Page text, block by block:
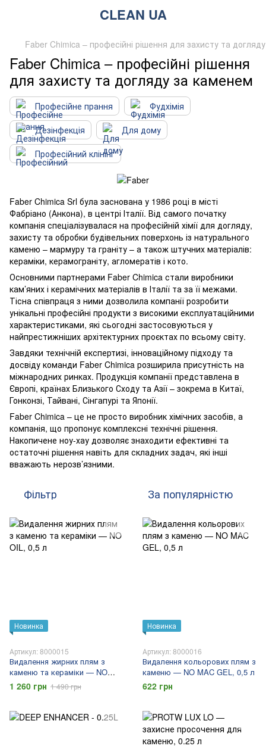
CLEAN UA
Faber Chimica – професійні рішення для захисту та
Faber Chimica – професійні рішення
для захисту та догляду за каменем
Професійне прання
Фудхімія
Дезінфекція
Для дому
Професійний клінінг
Faber Chimica Srl була заснована у 1986 році в місті
Фабріано (Анкона), в центрі Італії. Від самого початку
компанія спеціалізувалася на професійній хімії для догляду,
захисту та обробки будівельних поверхонь із натурального
каменю – мармуру та граніту – а також штучних матеріалів:
кераміки, керамограніту, агломератів і кото.
Основними партнерами Faber Chimica стали виробники
кам’яних і керамічних матеріалів в Італії та за її межами.
Тісна співпраця з ними дозволила компанії розробити
унікальні професійні продукти з високими експлуатаційними
характеристиками, які сьогодні застосовуються у
найпрестижніших архітектурних проєктах по всьому світу.
Завдяки технічній експертизі, інноваційному підходу та
досвіду команди Faber Chimica розширила присутність на
міжнародних ринках. Продукція компанії представлена в
Європі, країнах Близького Сходу та Азії – зокрема в Китаї,
Гонконзі, Тайвані, Сінгапурі та Японії.
Faber Chimica – це не просто виробник хімічних засобів, а
компанія, що пропонує комплексні технічні рішення.
Накопичене ноу-хау дозволяє знаходити ефективні та
остаточні рішення навіть для складних задач, які інші
вважають нерозв’язними.
Фільтр За популярністю
Новинка
Артикул: 8000015
Видалення жирних плям з
каменю та кераміки — NO
OIL, 0,5 л
1 260 грн 1 490 грн
Новинка
Артикул: 8000016
Видалення кольорових плям з
каменю — NO MAC GEL, 0,5 л
622 грн